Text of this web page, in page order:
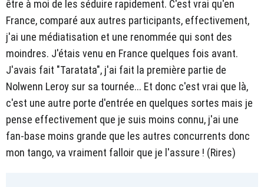
être à moi de les séduire rapidement. C'est vrai qu'en
France, comparé aux autres participants, effectivement,
j'ai une médiatisation et une renommée qui sont des
moindres. J'étais venu en France quelques fois avant.
J'avais fait "Taratata", j'ai fait la première partie de
Nolwenn Leroy sur sa tournée... Et donc c'est vrai que là,
c'est une autre porte d'entrée en quelques sortes mais je
pense effectivement que je suis moins connu, j'ai une
fan-base moins grande que les autres concurrents donc
mon tango, va vraiment falloir que je l'assure ! (Rires)